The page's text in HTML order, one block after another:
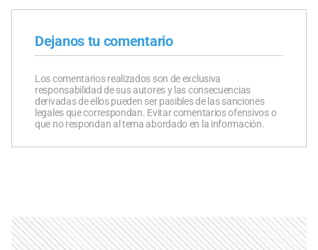
Dejanos tu comentario
Los comentarios realizados son de exclusiva
responsabilidad de sus autores y las consecuencias
derivadas de ellos pueden ser pasibles de las sanciones
legales que correspondan. Evitar comentarios ofensivos o
que no respondan al tema abordado en la información.